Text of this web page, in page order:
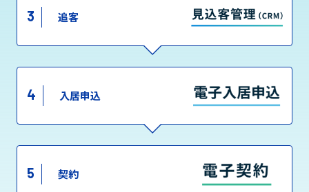
3 追客
4 入居申込
5 契約